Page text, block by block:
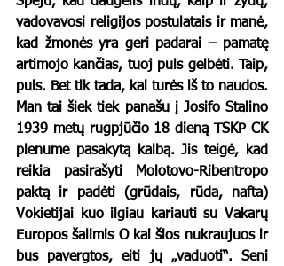
vadovavosi religijos postulatais ir manė,
kad žmonės yra geri padarai – pamatę
artimojo kančias, tuoj puls gelbėti. Taip,
puls. Bet tik tada, kai turės iš to naudos.
Man tai šiek tiek panašu į Josifo Stalino
1939 metų rugpjūčio 18 dieną TSKP CK
plenume pasakytą kalbą. Jis teigė, kad
reikia pasirašyti Molotovo-Ribentropo
paktą ir padėti (grūdais, rūda, nafta)
Vokietijai kuo ilgiau kariauti su Vakarų
Europos šalimis O kai šios nukraujuos ir
bus pavergtos, eiti jų „vaduoti“. Seni